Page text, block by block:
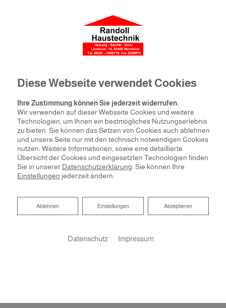
Diese Webseite verwendet Cookies
Ihre Zustimmung können Sie jederzeit widerrufen.
Wir verwenden auf dieser Webseite Cookies und weitere
Technologien, um Ihnen ein bestmögliches Nutzungserlebnis
zu bieten. Sie können das Setzen von Cookies auch ablehnen
und unsere Seite nur mit den technisch notwendigen Cookies
nutzen. Weitere Informationen, sowie eine detaillierte
Übersicht der Cookies und eingesetzten Technologien finden
Sie in unserer Datenschutzerklärung . Sie können Ihre
Einstellungen jederzeit ändern.
Akzeptieren
Einstellungen
Ablehnen
Ablehnen
Datenschutz Impressum